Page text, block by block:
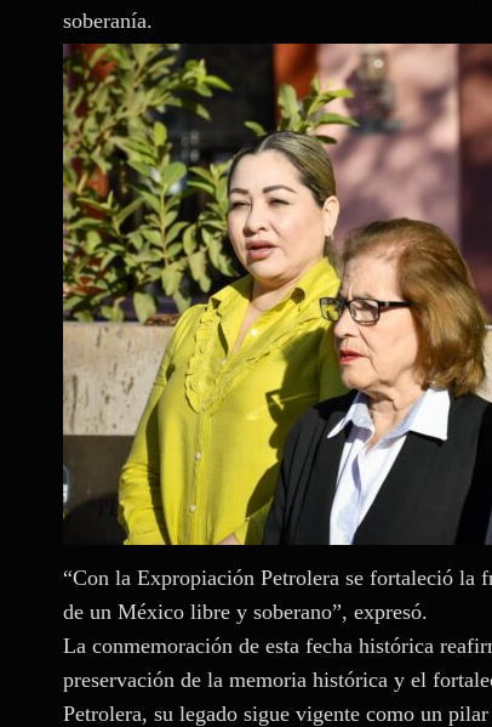
soberanía.
“Con la Expropiación Petrolera se fortaleció la
de un México libre y soberano”, expresó.
La conmemoración de esta fecha histórica
preservación de la memoria histórica y el
Petrolera, su legado sigue vigente como un